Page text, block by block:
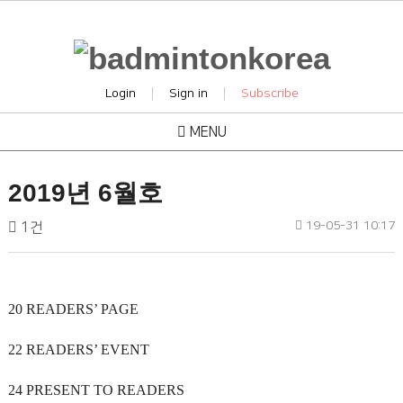
Login | Sign in | Subscribe
MENU
2019년 6월호
작
성
배
드
코
아
댓
글
1건
작 19-05-31 10:17
문
20 READERS’ PAGE
22 READERS’ EVENT
24 PRESENT TO READERS